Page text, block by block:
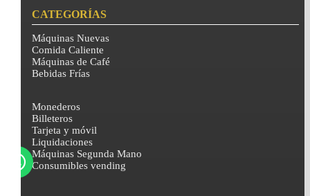
CATEGORÍAS
Máquinas Nuevas
Comida Caliente
Máquinas de Café
Bebidas Frías
Monederos
Billeteros
Tarjeta y móvil
Liquidaciones
Máquinas Segunda Mano
Consumibles vending